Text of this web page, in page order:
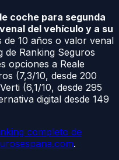
coche para segunda
del vehículo y a su
de 10 años o valor venal
de Ranking Seguros
opciones a Reale
(7,3/10, desde 200
(6,1/10, desde 295
digital desde 149
completo de
.